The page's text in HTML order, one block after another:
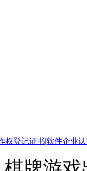
权登记证书 软件企业